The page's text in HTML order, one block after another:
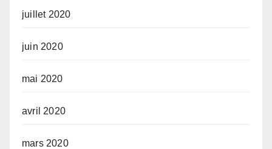
juillet 2020
juin 2020
mai 2020
avril 2020
mars 2020